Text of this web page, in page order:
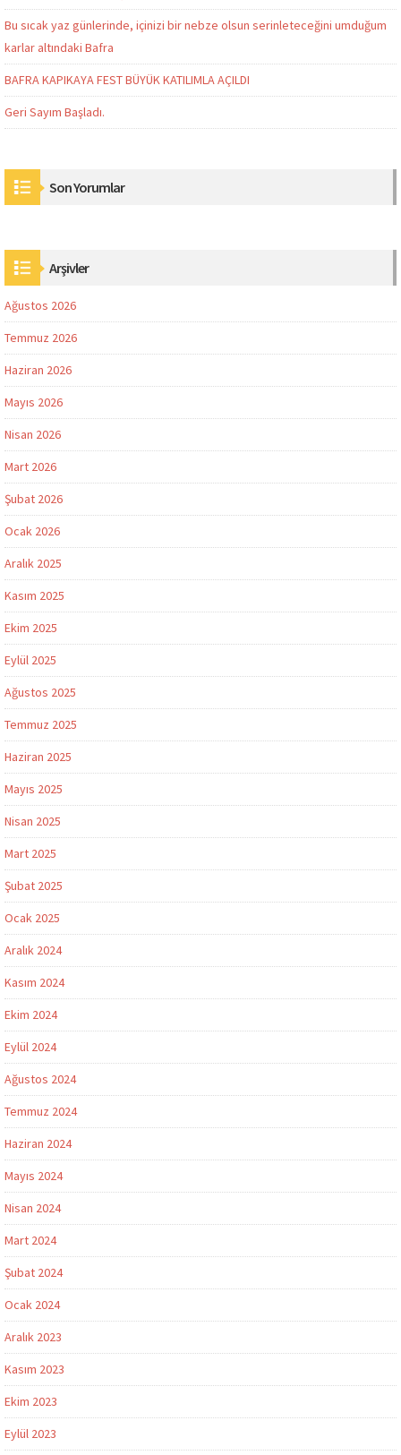
Bu sıcak yaz günlerinde, içinizi bir nebze olsun serinleteceğini umduğum
karlar altındaki Bafra
BAFRA KAPIKAYA FEST BÜYÜK KATILIMLA AÇILDI
Geri Sayım Başladı.
Son Yorumlar
Arşivler
Ağustos 2026
Temmuz 2026
Haziran 2026
Mayıs 2026
Nisan 2026
Mart 2026
Şubat 2026
Ocak 2026
Aralık 2025
Kasım 2025
Ekim 2025
Eylül 2025
Ağustos 2025
Temmuz 2025
Haziran 2025
Mayıs 2025
Nisan 2025
Mart 2025
Şubat 2025
Ocak 2025
Aralık 2024
Kasım 2024
Ekim 2024
Eylül 2024
Ağustos 2024
Temmuz 2024
Haziran 2024
Mayıs 2024
Nisan 2024
Mart 2024
Şubat 2024
Ocak 2024
Aralık 2023
Kasım 2023
Ekim 2023
Eylül 2023